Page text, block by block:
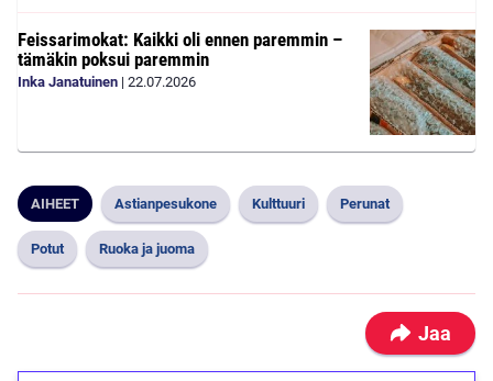
Feissarimokat: Kaikki oli ennen paremmin –
tämäkin poksui paremmin
Inka Janatuinen | 22.07.2026
AIHEET Astianpesukone Kulttuuri Perunat
Potut Ruoka ja juoma
Jaa